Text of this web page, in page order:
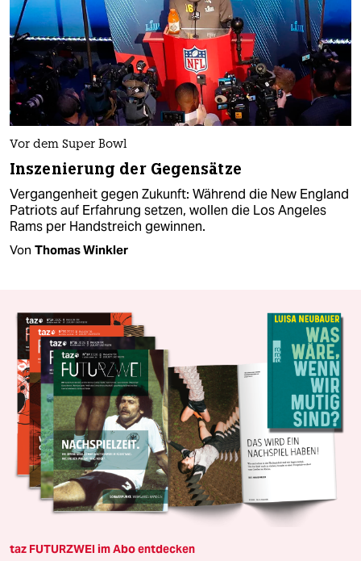
Vor dem Super Bowl
Inszenierung der Gegensätze
Vergangenheit gegen Zukunft: Während die New England
Patriots auf Erfahrung setzen, wollen die Los Angeles
Rams per Handstreich gewinnen.
Von Thomas Winkler
taz FUTURZWEI im Abo entdecken